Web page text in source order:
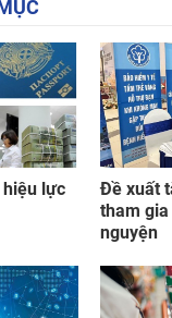
hiệu lực
Đề xuất
tham
nguyện